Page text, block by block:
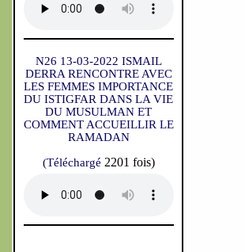
N26 13-03-2022 ISMAIL
DERRA RENCONTRE AVEC
LES FEMMES IMPORTANCE
DU ISTIGFAR DANS LA VIE
DU MUSULMAN ET
COMMENT ACCUEILLIR LE
RAMADAN
(Téléchargé 2201 fois)